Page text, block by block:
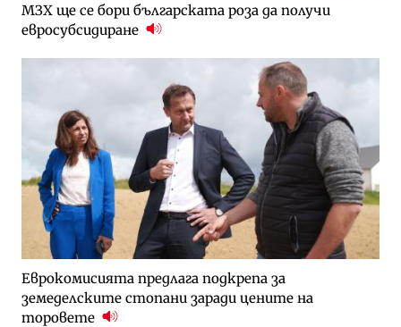
МЗХ ще се бори българската роза да получи
евросубсидиране
Еврокомисията предлага подкрепа за
земеделските стопани заради цените на
торовете